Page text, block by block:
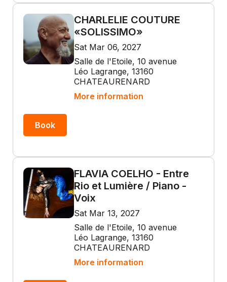
CHARLELIE COUTURE
«SOLISSIMO»
Sat Mar 06, 2027
Salle de l'Etoile, 10 avenue
Léo Lagrange, 13160
CHATEAURENARD
More information
Book
FLAVIA COELHO - Entre
Rio et Lumière / Piano -
Voix
Sat Mar 13, 2027
Salle de l'Etoile, 10 avenue
Léo Lagrange, 13160
CHATEAURENARD
More information